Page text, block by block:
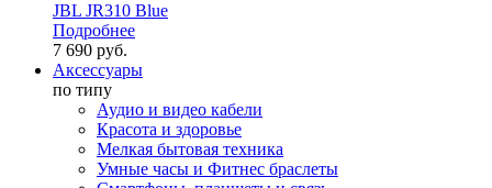
JBL JR310 Blue
Подробнее
7 690 руб.
Аксессуары
по типу
Аудио и видео кабели
Красота и здоровье
Мелкая бытовая техника
Умные часы и Фитнес браслеты